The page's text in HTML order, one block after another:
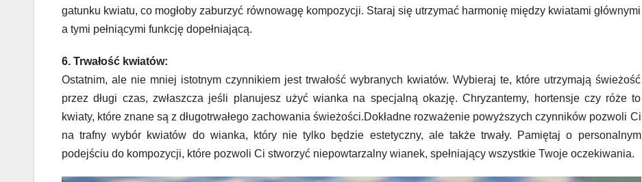
gatunku kwiatu, co mogłoby zaburzyć równowagę kompozycji. Staraj się utrzymać harmonię między kwiatami głównymi
a tymi pełniącymi funkcję dopełniającą.
6. Trwałość kwiatów:
Ostatnim, ale nie mniej istotnym czynnikiem jest trwałość wybranych kwiatów. Wybieraj te, które utrzymają świeżość
przez długi czas, zwłaszcza jeśli planujesz użyć wianka na specjalną okazję. Chryzantemy, hortensje czy róże to
kwiaty, które znane są z długotrwałego zachowania świeżości.Dokładne rozważenie powyższych czynników pozwoli Ci
na trafny wybór kwiatów do wianka, który nie tylko będzie estetyczny, ale także trwały. Pamiętaj o personalnym
podejściu do kompozycji, które pozwoli Ci stworzyć niepowtarzalny wianek, spełniający wszystkie Twoje oczekiwania.